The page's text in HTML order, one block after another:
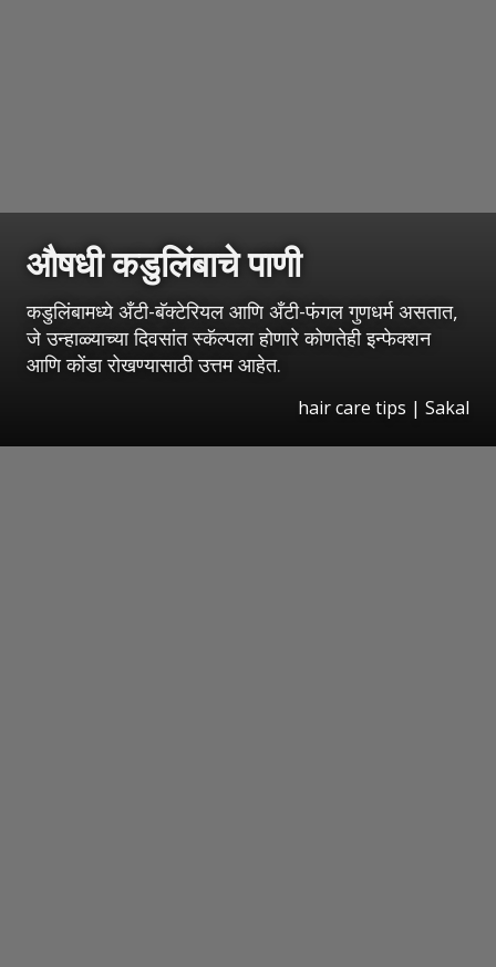
औषधी कडुलिंबाचे पाणी
कडुलिंबामध्ये अँटी-बॅक्टेरियल आणि अँटी-फंगल गुणधर्म असतात,
जे उन्हाळ्याच्या दिवसांत स्कॅल्पला होणारे कोणतेही इन्फेक्शन
आणि कोंडा रोखण्यासाठी उत्तम आहेत.
hair care tips | Sakal